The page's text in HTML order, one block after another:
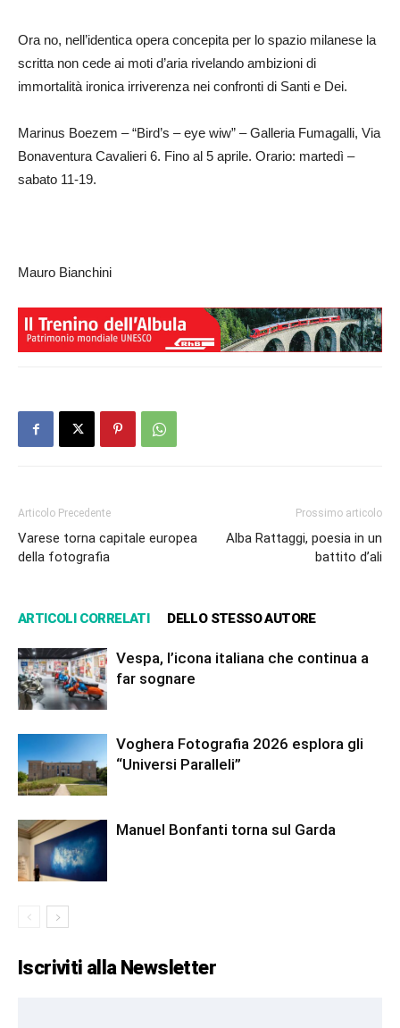
Ora no, nell’identica opera concepita per lo spazio milanese la
scritta non cede ai moti d’aria rivelando ambizioni di
immortalità ironica irriverenza nei confronti di Santi e Dei.
Marinus Boezem – “Bird’s – eye wiw” – Galleria Fumagalli, Via
Bonaventura Cavalieri 6. Fino al 5 aprile. Orario: martedì –
sabato 11-19.
Mauro Bianchini
Articolo Precedente
Varese torna capitale europea
della fotografia
Prossimo articolo
Alba Rattaggi, poesia in un
battito d’ali
ARTICOLI CORRELATI DELLO STESSO AUTORE
Vespa, l’icona italiana che continua a
far sognare
Voghera Fotografia 2026 esplora gli
“Universi Paralleli”
Manuel Bonfanti torna sul Garda
Iscriviti alla Newsletter